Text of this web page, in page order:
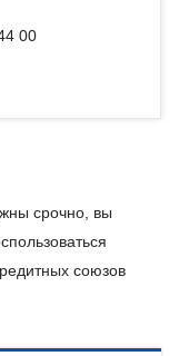
00
срочно, вы
союзов